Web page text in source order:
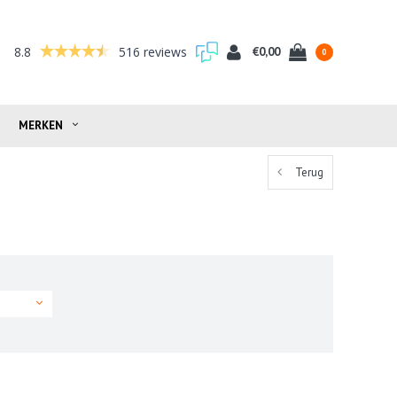
8.8 516 reviews €0,00 0
MERKEN
Terug